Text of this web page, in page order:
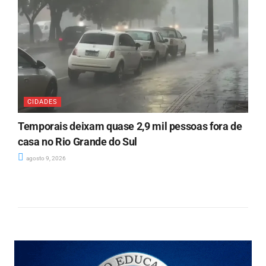
CIDADES
Temporais deixam quase 2,9 mil pessoas fora de
casa no Rio Grande do Sul
agosto 9, 2026